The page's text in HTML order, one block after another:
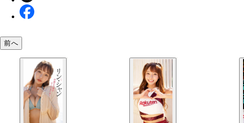
前へ